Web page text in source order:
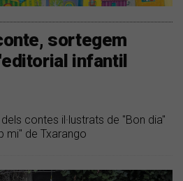
sortegem
infantil
contes il·lustrats de "Bon dia"
mi" de Txarango